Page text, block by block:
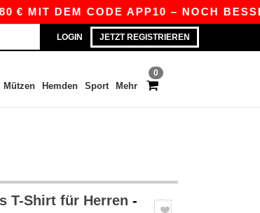
CODE APP10 – NOCH BESSERE
LOGIN JETZT REGISTRIEREN
0
Mützen Hemden Sport Mehr
T-Shirt für Herren -